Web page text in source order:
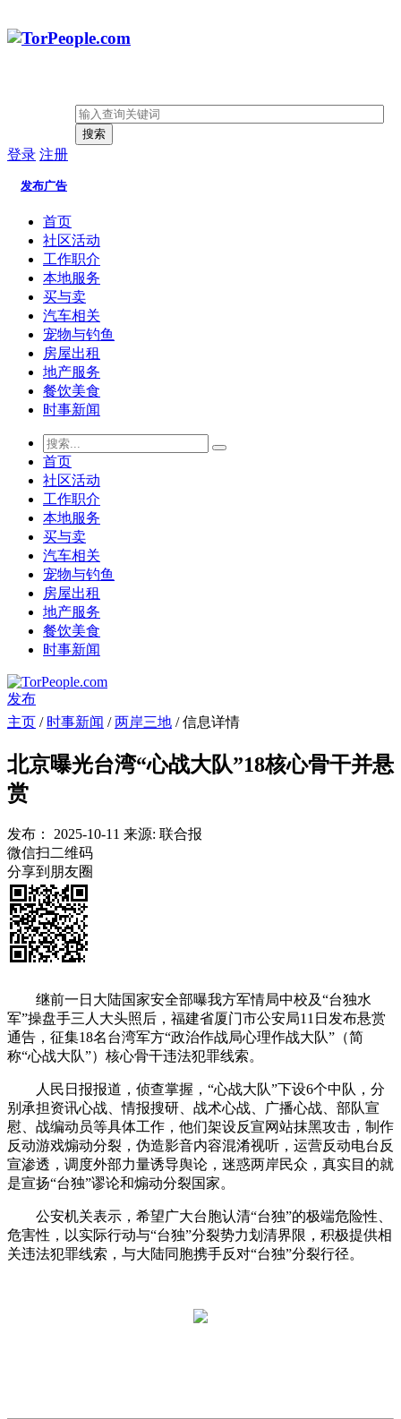
搜索
登录 注册
发布广告
首页
社区活动
工作职介
本地服务
买与卖
汽车相关
宠物与钓鱼
房屋出租
地产服务
餐饮美食
时事新闻
首页
社区活动
工作职介
本地服务
买与卖
汽车相关
宠物与钓鱼
房屋出租
地产服务
餐饮美食
时事新闻
发布
主页 / 时事新闻 /两岸三地 / 信息详情
北京曝光台湾“心战大队”18核心骨干并悬
赏
发布： 2025-10-11 来源: 联合报
微信扫二维码
分享到朋友圈
继前一日大陆国家安全部曝我方军情局中校及“台独水
军”操盘手三人大头照后，福建省厦门市公安局11日发布悬赏
通告，征集18名台湾军方“政治作战局心理作战大队”（简
称“心战大队”）核心骨干违法犯罪线索。
人民日报报道，侦查掌握，“心战大队”下设6个中队，分
别承担资讯心战、情报搜研、战术心战、广播心战、部队宣
慰、战编动员等具体工作，他们架设反宣网站抹黑攻击，制作
反动游戏煽动分裂，伪造影音内容混淆视听，运营反动电台反
宣渗透，调度外部力量诱导舆论，迷惑两岸民众，真实目的就
是宣扬“台独”谬论和煽动分裂国家。
公安机关表示，希望广大台胞认清“台独”的极端危险性、
危害性，以实际行动与“台独”分裂势力划清界限，积极提供相
关违法犯罪线索，与大陆同胞携手反对“台独”分裂行径。